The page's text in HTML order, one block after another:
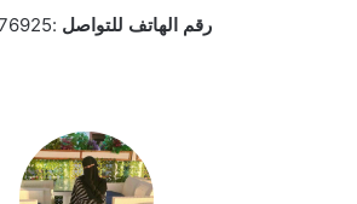
رقم الهاتف للتواصل :76925 800